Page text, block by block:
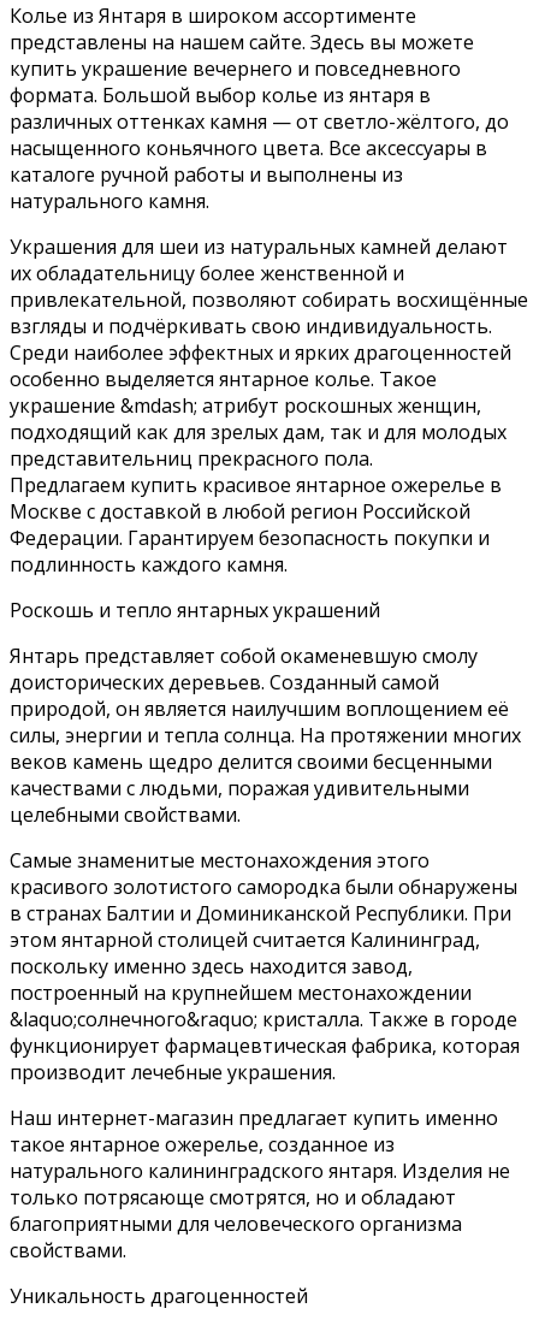
Колье из Янтаря в широком ассортименте
представлены на нашем сайте. Здесь вы можете
купить украшение вечернего и повседневного
формата. Большой выбор колье из янтаря в
различных оттенках камня — от светло-жёлтого, до
насыщенного коньячного цвета. Все аксессуары в
каталоге ручной работы и выполнены из
натурального камня.
Украшения для шеи из натуральных камней делают
их обладательницу более женственной и
привлекательной, позволяют собирать восхищённые
взгляды и подчёркивать свою индивидуальность.
Среди наиболее эффектных и ярких драгоценностей
особенно выделяется янтарное колье. Такое
украшение &mdash; атрибут роскошных женщин,
подходящий как для зрелых дам, так и для молодых
представительниц прекрасного пола.
Предлагаем купить красивое янтарное ожерелье в
Москве с доставкой в любой регион Российской
Федерации. Гарантируем безопасность покупки и
подлинность каждого камня.
Роскошь и тепло янтарных украшений
Янтарь представляет собой окаменевшую смолу
доисторических деревьев. Созданный самой
природой, он является наилучшим воплощением её
силы, энергии и тепла солнца. На протяжении многих
веков камень щедро делится своими бесценными
качествами с людьми, поражая удивительными
целебными свойствами.
Самые знаменитые местонахождения этого
красивого золотистого самородка были обнаружены
в странах Балтии и Доминиканской Республики. При
этом янтарной столицей считается Калининград,
поскольку именно здесь находится завод,
построенный на крупнейшем местонахождении
&laquo;солнечного&raquo; кристалла. Также в городе
функционирует фармацевтическая фабрика, которая
производит лечебные украшения.
Наш интернет-магазин предлагает купить именно
такое янтарное ожерелье, созданное из
натурального калининградского янтаря. Изделия не
только потрясающе смотрятся, но и обладают
благоприятными для человеческого организма
свойствами.
Уникальность драгоценностей